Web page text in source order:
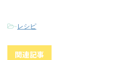
-レシピ
関連記事